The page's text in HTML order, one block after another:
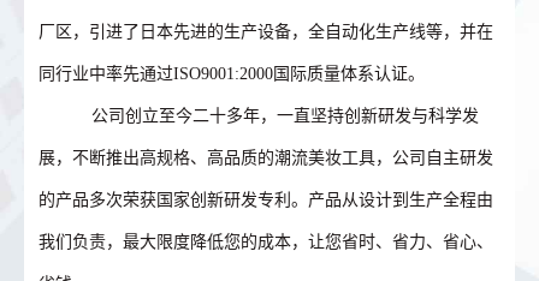
厂区，引进了日本先进的生产设备，全自动化生产线等，并在
同行业中率先通过ISO9001:2000国际质量体系认证。
公司创立至今二十多年，一直坚持创新研发与科学发
展，不断推出高规格、高品质的潮流美妆工具，公司自主研发
的产品多次荣获国家创新研发专利。产品从设计到生产全程由
我们负责，最大限度降低您的成本，让您省时、省力、省心、